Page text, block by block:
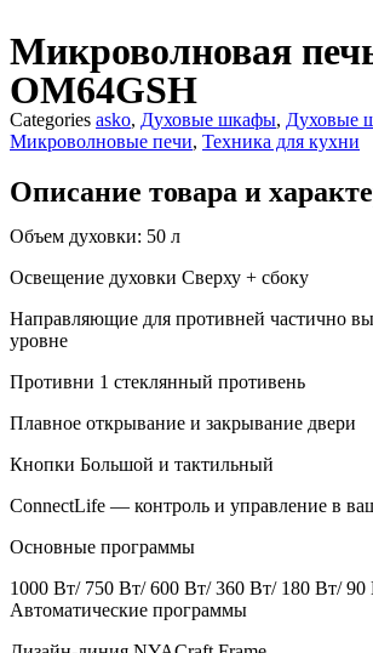
Микроволновая
OM64GSH
Categories asko, Духовые шкафы, Духовые
Микроволновые печи, Техника для кухни
Описание товара и
Объем духовки: 50 л
Освещение духовки Сверху + сбоку
Направляющие для противней частично
уровне
Противни 1 стеклянный противень
Плавное открывание и закрывание двери
Кнопки Большой и тактильный
ConnectLife — контроль и управление в
Основные программы
1000 Вт/ 750 Вт/ 600 Вт/ 360 Вт/ 180 Вт/ 90
Автоматические программы